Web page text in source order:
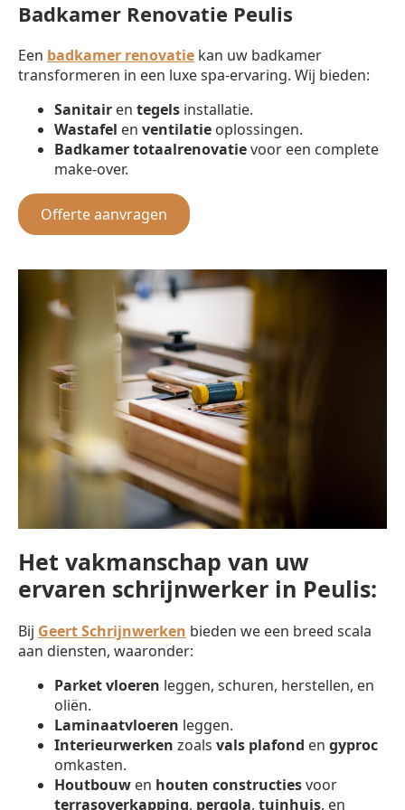
Badkamer Renovatie Peulis
Een badkamer renovatie kan uw badkamer
transformeren in een luxe spa-ervaring. Wij bieden:
Sanitair en tegels installatie.
Wastafel en ventilatie oplossingen.
Badkamer totaalrenovatievoor een complete
make-over.
Offerte aanvragen
Het vakmanschap van uw
ervaren schrijnwerker in Peulis:
Bij Geert Schrijnwerken bieden we een breed scala
aan diensten, waaronder:
Parket vloeren leggen, schuren, herstellen, en
oliën.
Laminaatvloeren leggen.
Interieurwerken zoals vals plafond en gyproc
omkasten.
Houtbouw en houten constructiesvoor
terrasoverkapping, pergola, tuinhuis, en